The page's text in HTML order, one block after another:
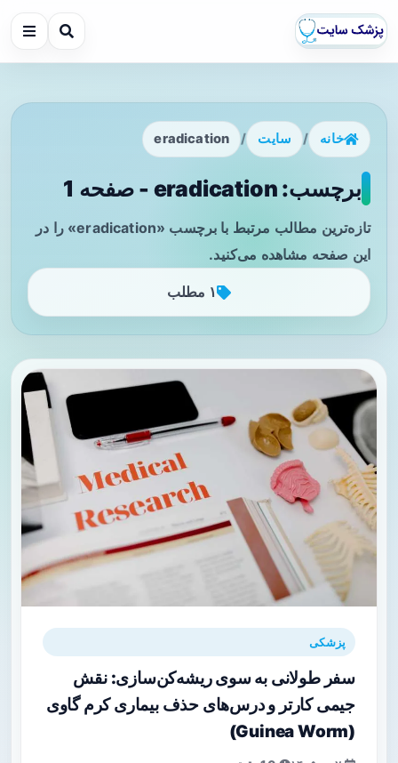
خانه / سایت /
eradication
برچسب: eradication - صفحه 1
تازه‌ترین مطالب مرتبط با برچسب «eradication» را در
این صفحه مشاهده می‌کنید.
۱ مطلب
پزشکی
سفر طولانی به سوی ریشه‌کن‌سازی: نقش
جیمی کارتر و درس‌های حذف بیماری کرم گاوی
(Guinea Worm)